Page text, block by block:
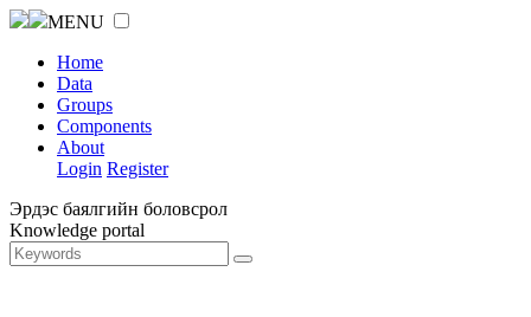
MENU
Home
Data
Groups
Components
About
Login Register
Эрдэс баялгийн боловсрол
Knowledge portal